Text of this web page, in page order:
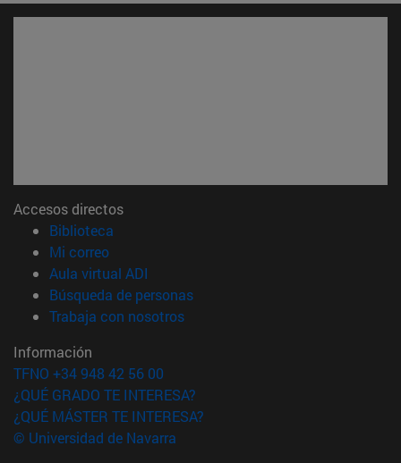
Accesos directos
Biblioteca
Mi correo(abre en nueva ventana)
Aula virtual ADI
Búsqueda de personas(abre en nueva ventana)
Trabaja con nosotros(abre en nueva ventana)
Información
TFNO +34 948 42 56 00
¿QUÉ GRADO TE INTERESA?
¿QUÉ MÁSTER TE INTERESA?
© Universidad de Navarra